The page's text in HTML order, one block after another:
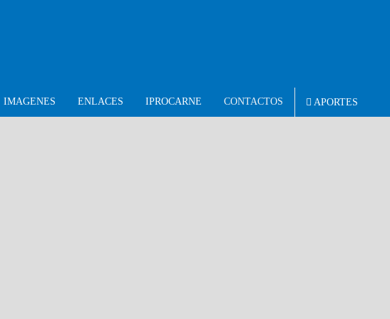
IMAGENES ENLACES IPROCARNE CONTACTOS APORTES